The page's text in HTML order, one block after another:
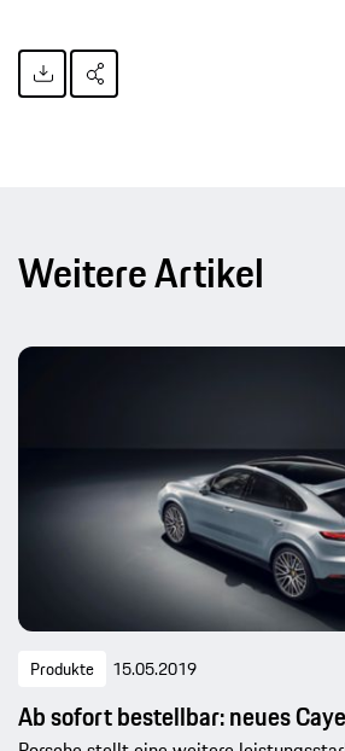
Weitere Artikel
Produkte 15.05.2019
Ab sofort bestellbar: neues